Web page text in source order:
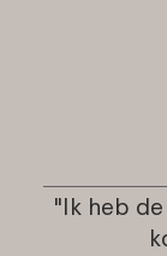
"Ik heb